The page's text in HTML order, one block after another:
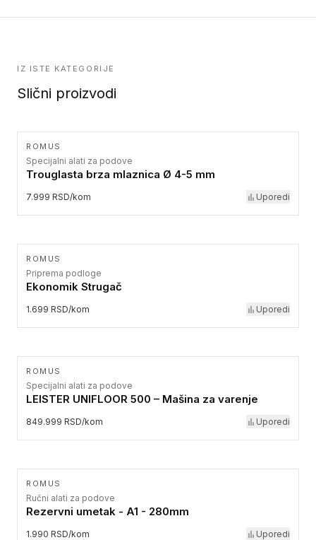
IZ ISTE KATEGORIJE
Slični proizvodi
ROMUS
Specijalni alati za podove
Trouglasta brza mlaznica Ø 4-5 mm
7.999 RSD/kom Uporedi
ROMUS
Priprema podloge
Ekonomik Strugač
1.699 RSD/kom Uporedi
ROMUS
Specijalni alati za podove
LEISTER UNIFLOOR 500 – Mašina za varenje
849.999 RSD/kom Uporedi
ROMUS
Ručni alati za podove
Rezervni umetak - A1 - 280mm
1.990 RSD/kom Uporedi